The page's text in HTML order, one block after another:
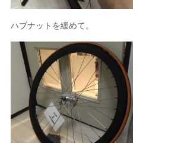
ハブナットを緩めて。